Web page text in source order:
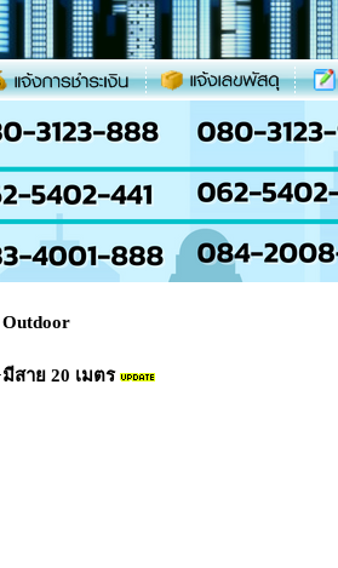
Outdoor
สาย 20 เมตร